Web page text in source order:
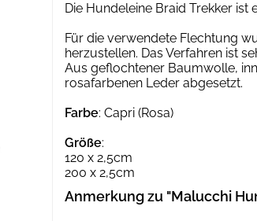
Die Hundeleine Braid Trekker ist
Für die verwendete Flechtung
herzustellen. Das Verfahren ist
Aus geflochtener Baumwolle,
rosafarbenen Leder abgesetzt.
Farbe: Capri (Rosa)
Größe:
120 x 2,5cm
200 x 2,5cm
Anmerkung zu "Malucchi